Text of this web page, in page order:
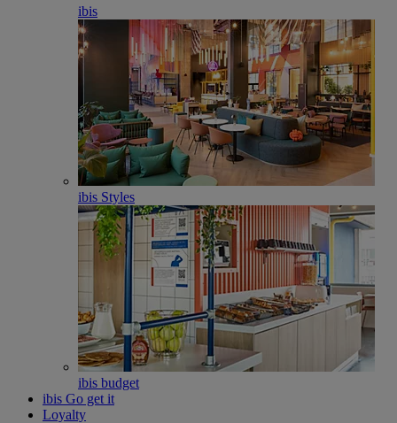
ibis
ibis Styles
ibis budget
ibis Go get it
Loyalty